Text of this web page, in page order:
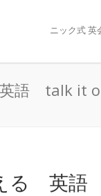
ニック式 英
語 talk it
る 英